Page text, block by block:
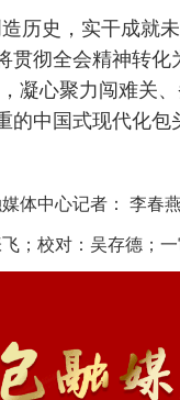
历史，实干成就
贯彻全会精神转化
凝心聚力闯难关
的中国式现代化包
媒体中心记者： 李春燕
飞；校对：吴存德；